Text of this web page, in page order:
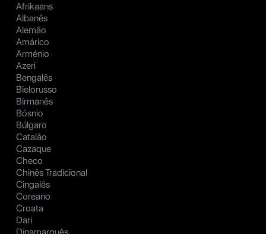
Afrikaans
Albanês
Alemão
Amárico
Arménio
Azeri
Bengalês
Bielorusso
Birmanês
Bósnio
Búlgaro
Catalão
Cazaque
Checo
Chinês Tradicional
Cingalês
Coreano
Croata
Dari